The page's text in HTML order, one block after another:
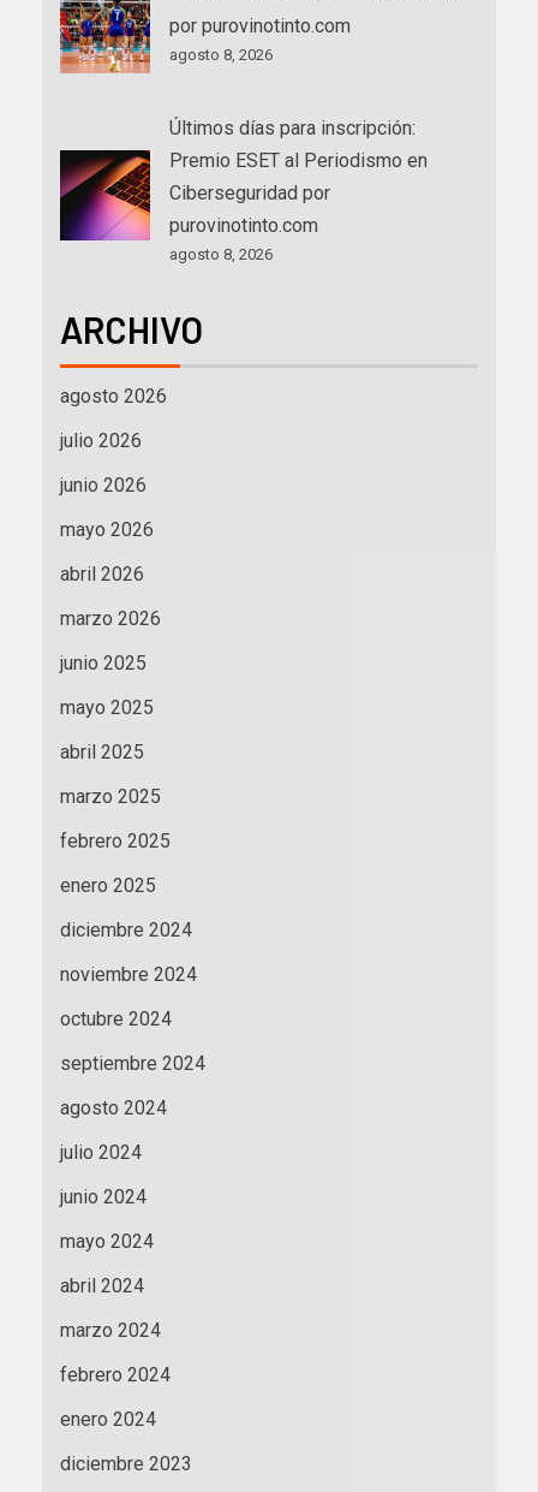
por purovinotinto.com
agosto 8, 2026
Últimos días para inscripción:
Premio ESET al Periodismo en
Ciberseguridad por
purovinotinto.com
agosto 8, 2026
ARCHIVO
agosto 2026
julio 2026
junio 2026
mayo 2026
abril 2026
marzo 2026
junio 2025
mayo 2025
abril 2025
marzo 2025
febrero 2025
enero 2025
diciembre 2024
noviembre 2024
octubre 2024
septiembre 2024
agosto 2024
julio 2024
junio 2024
mayo 2024
abril 2024
marzo 2024
febrero 2024
enero 2024
diciembre 2023